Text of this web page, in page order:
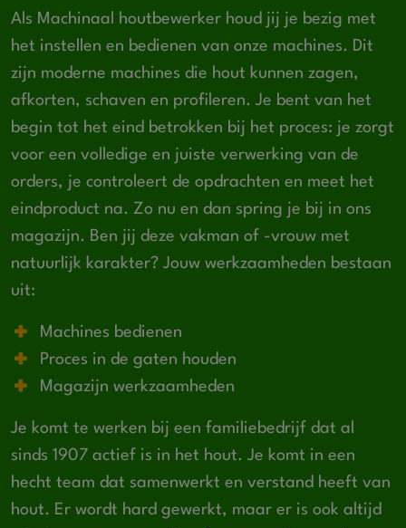
Als Machinaal houtbewerker houd jij je bezig met
het instellen en bedienen van onze machines. Dit
zijn moderne machines die hout kunnen zagen,
afkorten, schaven en profileren. Je bent van het
begin tot het eind betrokken bij het proces: je zorgt
voor een volledige en juiste verwerking van de
orders, je controleert de opdrachten en meet het
eindproduct na. Zo nu en dan spring je bij in ons
magazijn. Ben jij deze vakman of -vrouw met
natuurlijk karakter? Jouw werkzaamheden bestaan
uit:
Machines bedienen
Proces in de gaten houden
Magazijn werkzaamheden
Je komt te werken bij een familiebedrijf dat al
sinds 1907 actief is in het hout. Je komt in een
hecht team dat samenwerkt en verstand heeft van
hout. Er wordt hard gewerkt, maar er is ook altijd